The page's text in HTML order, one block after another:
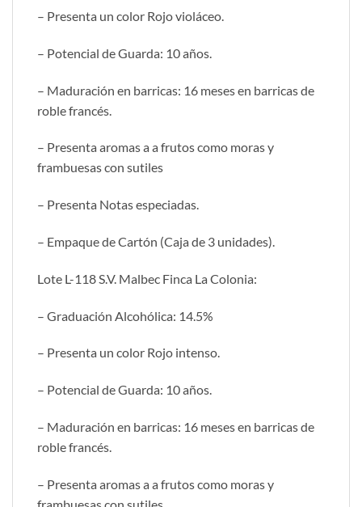
– Presenta un color Rojo violáceo.
– Potencial de Guarda: 10 años.
– Maduración en barricas: 16 meses en barricas de
roble francés.
– Presenta aromas a a frutos como moras y
frambuesas con sutiles
– Presenta Notas especiadas.
– Empaque de Cartón (Caja de 3 unidades).
Lote L-118 S.V. Malbec Finca La Colonia:
– Graduación Alcohólica: 14.5%
– Presenta un color Rojo intenso.
– Potencial de Guarda: 10 años.
– Maduración en barricas: 16 meses en barricas de
roble francés.
– Presenta aromas a a frutos como moras y